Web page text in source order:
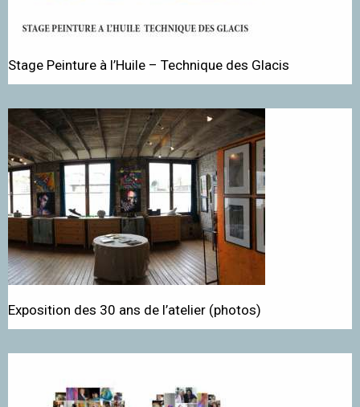
Stage Peinture à l’Huile – Technique des Glacis
Exposition des 30 ans de l’atelier (photos)